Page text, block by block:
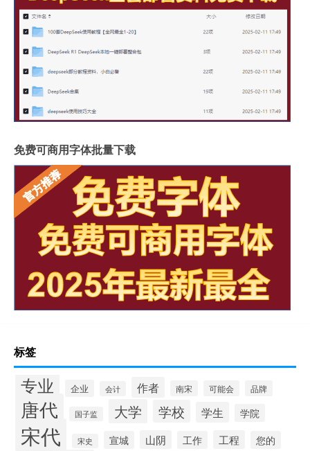
免费可商用字体批量下载
标签
专业 企业 会计 作者 南宋 可能会 品牌
唐代 国子监 大学 学校 学生 学院
宋代 宋史 宣城 山阴 工作 工程 您的